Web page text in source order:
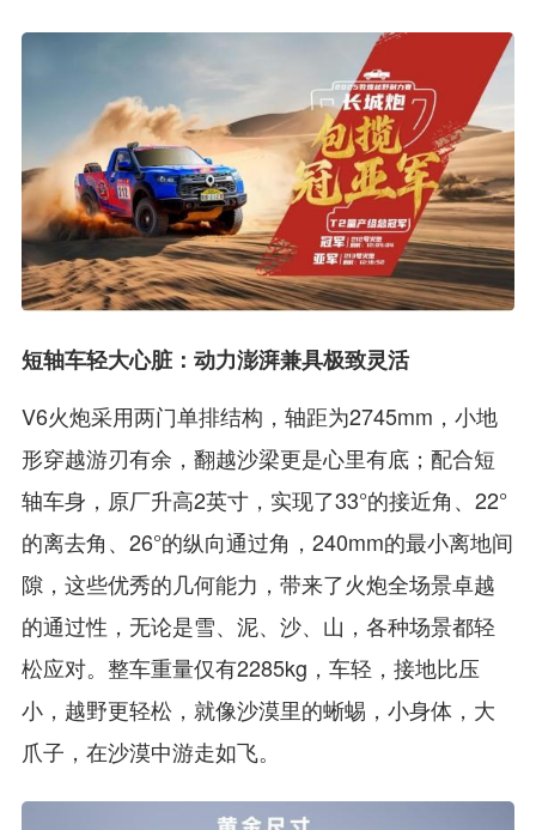
短轴车轻大心脏：动力澎湃兼具极致灵活
V6火炮采用两门单排结构，轴距为2745mm，小地
形穿越游刃有余，翻越沙梁更是心里有底；配合短
轴车身，原厂升高2英寸，实现了33°的接近角、22°
的离去角、26°的纵向通过角，240mm的最小离地间
隙，这些优秀的几何能力，带来了火炮全场景卓越
的通过性，无论是雪、泥、沙、山，各种场景都轻
松应对。整车重量仅有2285kg，车轻，接地比压
小，越野更轻松，就像沙漠里的蜥蜴，小身体，大
爪子，在沙漠中游走如飞。